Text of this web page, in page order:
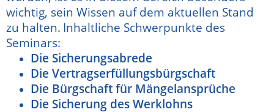
wichtig, sein Wissen auf dem aktuellen Stand
zu halten. Inhaltliche Schwerpunkte des
Seminars:
Die Sicherungsabrede
Die Vertragserfüllungsbürgschaft
Die Bürgschaft für Mängelansprüche
Die Sicherung des Werklohns